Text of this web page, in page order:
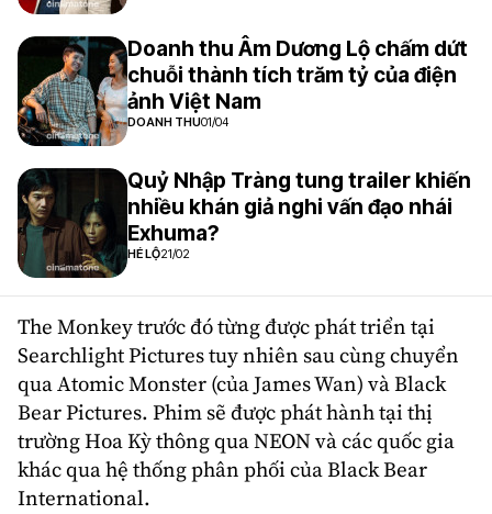
Doanh thu Âm Dương Lộ chấm dứt
chuỗi thành tích trăm tỷ của điện
ảnh Việt Nam
DOANH THU01/04
Quỷ Nhập Tràng tung trailer khiến
nhiều khán giả nghi vấn đạo nhái
Exhuma?
HÉ LỘ21/02
The Monkey trước đó từng được phát triển tại
Searchlight Pictures tuy nhiên sau cùng chuyển
quaAtomic Monster (của James Wan) vàBlack
Bear Pictures. Phim sẽ được phát hành tại thị
trường Hoa Kỳ thông qua NEON và các quốc gia
khác qua hệ thống phân phối của Black Bear
International.